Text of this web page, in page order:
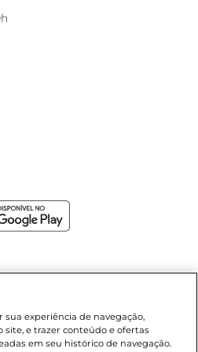
sua experiência de navegação,
e trazer conteúdo e ofertas
em seu histórico de navegação.